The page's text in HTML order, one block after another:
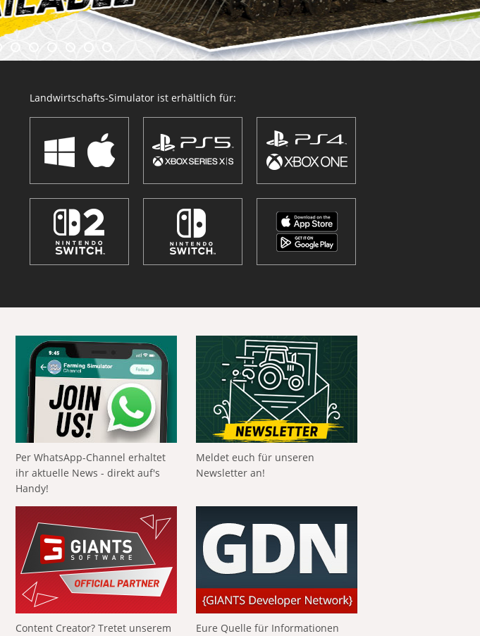
Landwirtschafts-Simulator ist erhältlich für:
Per WhatsApp-Channel erhaltet
ihr aktuelle News - direkt auf's
Handy!
Meldet euch für unseren
Newsletter an!
Content Creator? Tretet unserem
Eure Quelle für Informationen